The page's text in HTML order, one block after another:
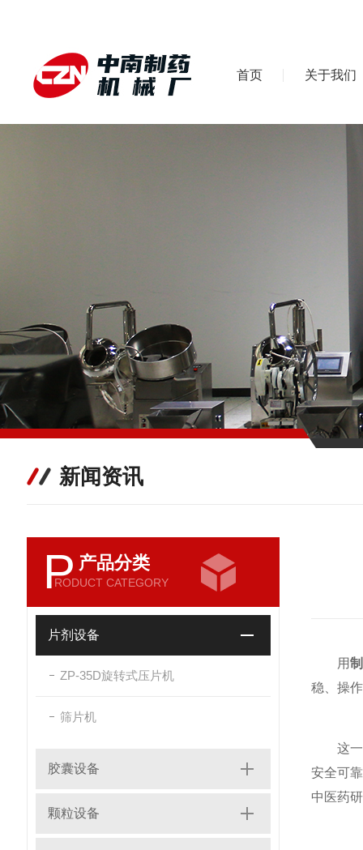
首页 关于我们
新闻资讯
P 产品分类
RODUCT CATEGORY
片剂设备
ZP-35D旋转式压片机
筛片机
胶囊设备
颗粒设备
用
稳、操
这一款
安全可
中医药